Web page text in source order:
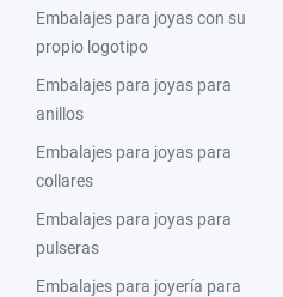
Embalajes para joyas con su
propio logotipo
Embalajes para joyas para
anillos
Embalajes para joyas para
collares
Embalajes para joyas para
pulseras
Embalajes para joyería para